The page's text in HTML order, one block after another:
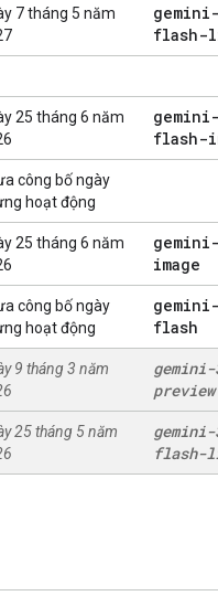
7 tháng 5 năm
flash-
25 tháng 6 năm
flash-
công bố ngày
hoạt động
25 tháng 6 năm
image
công bố ngày
hoạt động
flash
9 tháng 3 năm
gemini-
preview
25 tháng 5 năm
gemini-
flash-